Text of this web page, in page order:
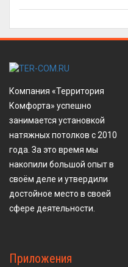
Компания «Территория
Комфорта» успешно
занимается установкой
натяжных потолков с 2010
года. За это время мы
накопили большой опыт в
своём деле и утвердили
достойное место в своей
сфере деятельности.
Приложения